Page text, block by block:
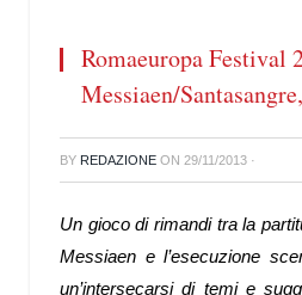
Romaeuropa Festival
Messiaen/
BY REDAZIONE ON 29/11/2013 ·
Un gioco di rimandi tra la
Messiaen e l’esecuzione
un’intersecarsi di temi e